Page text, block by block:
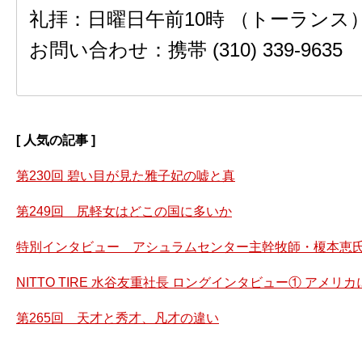
礼拝：日曜日午前10時 （トーランス
お問い合わせ：携帯 (310) 339-9635
[ 人気の記事 ]
第230回 碧い目が見た雅子妃の嘘と真
第249回 尻軽女はどこの国に多いか
特別インタビュー アシュラムセンター主幹牧師・榎本恵
NITTO TIRE 水谷友重社長 ロングインタビュー① アメリカ
第265回 天才と秀才、凡才の違い